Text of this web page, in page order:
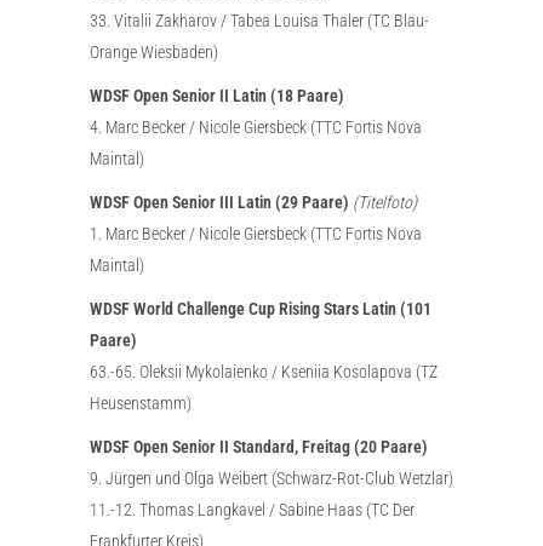
33. Vitalii Zakharov / Tabea Louisa Thaler (TC Blau-
Orange Wiesbaden)
WDSF Open Senior II Latin (18 Paare)
4. Marc Becker / Nicole Giersbeck (TTC Fortis Nova
Maintal)
WDSF Open Senior III Latin (29 Paare) (Titelfoto)
1. Marc Becker / Nicole Giersbeck (TTC Fortis Nova
Maintal)
WDSF World Challenge Cup Rising Stars Latin (101
Paare)
63.-65. Oleksii Mykolaienko / Kseniia Kosolapova (TZ
Heusenstamm)
WDSF Open Senior II Standard, Freitag (20 Paare)
9. Jürgen und Olga Weibert (Schwarz-Rot-Club Wetzlar)
11.-12. Thomas Langkavel / Sabine Haas (TC Der
Frankfurter Kreis)